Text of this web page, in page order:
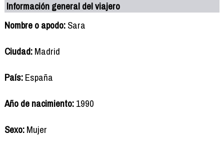
Información general del viajero
Nombre o apodo:Sara
Ciudad:Madrid
País:España
Año de nacimiento:1990
Sexo:Mujer